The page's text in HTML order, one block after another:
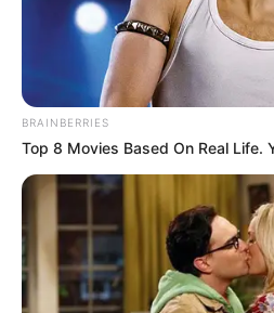
BD
Terminator: Mroczne
przeznaczenie (2019)
DVD
23 lutego
Transporter (2002)
DVD
24 lutego
Ainbo - strażniczka
Amazonii (2021) DVD
24 lutego Lokatorka (2021) DVD
Co obejrzeć na Netflix?
BRAINBERRIES
Top 8 Movies Based On Real Life.